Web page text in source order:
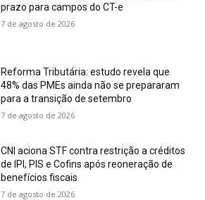
prazo para campos do CT-e
7 de agosto de 2026
Reforma Tributária: estudo revela que
48% das PMEs ainda não se prepararam
para a transição de setembro
7 de agosto de 2026
CNI aciona STF contra restrição a créditos
de IPI, PIS e Cofins após reoneração de
benefícios fiscais
7 de agosto de 2026